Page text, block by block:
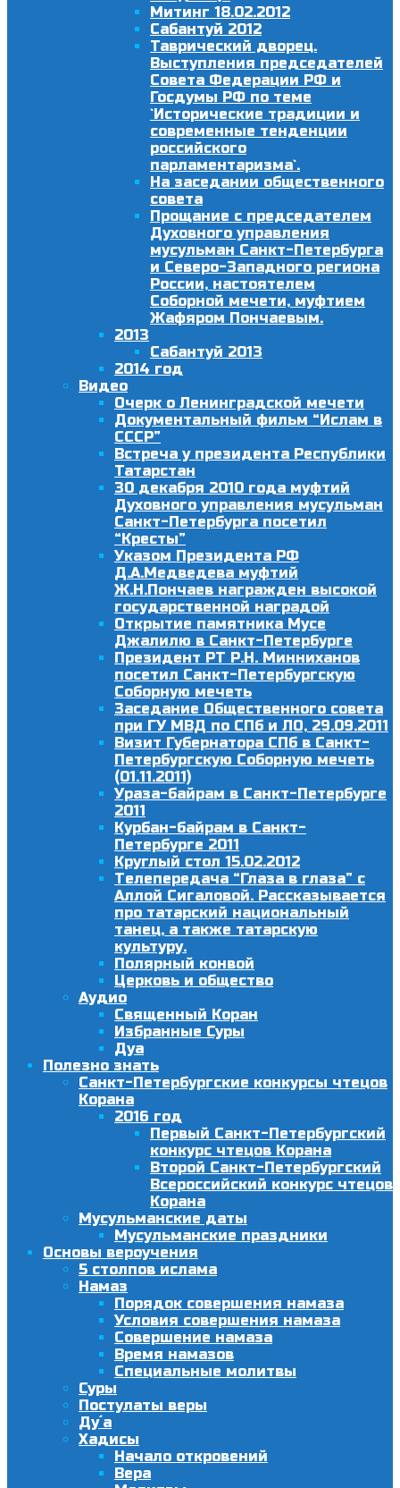
Митинг 18.02.2012
Сабантуй 2012
Таврический дворец.
Выступления председателей
Совета Федерации РФ и
Госдумы РФ по теме
`Исторические традиции и
современные тенденции
российского
парламентаризма`.
На заседании общественного
совета
Прощание с председателем
Духовного управления
мусульман Санкт-Петербурга
и Северо-Западного региона
России, настоятелем
Соборной мечети, муфтием
Жафяром Пончаевым.
2013
Сабантуй 2013
2014 год
Видео
Очерк о Ленинградской мечети
Документальный фильм “Ислам в
СССР”
Встреча у президента Республики
Татарстан
30 декабря 2010 года муфтий
Духовного управления мусульман
Санкт-Петербурга посетил
“Кресты”
Указом Президента РФ
Д.А.Медведева муфтий
Ж.Н.Пончаев награжден высокой
государственной наградой
Открытие памятника Мусе
Джалилю в Санкт-Петербурге
Президент РТ Р.Н. Минниханов
посетил Санкт-Петербургскую
Соборную мечеть
Заседание Общественного совета
при ГУ МВД по СПб и ЛО, 29.09.2011
Визит Губернатора СПб в Санкт-
Петербургскую Соборную мечеть
(01.11.2011)
Ураза-байрам в Санкт-Петербурге
2011
Курбан-байрам в Санкт-
Петербурге 2011
Круглый стол 15.02.2012
Телепередача “Глаза в глаза” с
Аллой Сигаловой. Рассказывается
про татарский национальный
танец, а также татарскую
культуру.
Полярный конвой
Церковь и общество
Аудио
Священный Коран
Избранные Суры
Дуа
Полезно знать
Санкт-Петербургские конкурсы чтецов
Корана
2016 год
Первый Санкт-Петербургский
конкурс чтецов Корана
Второй Санкт-Петербургский
Всероссийский конкурс чтецов
Корана
Мусульманские даты
Мусульманские праздники
Основы вероучения
5 столпов ислама
Намаз
Порядок совершения намаза
Условия совершения намаза
Совершение намаза
Время намазов
Специальные молитвы
Суры
Постулаты веры
Ду´а
Хадисы
Начало откровений
Вера